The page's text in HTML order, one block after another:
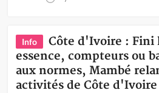
Info
Côte d'Ivoire : Fini
essence, compteurs ou
aux normes, Mambé
activités de Côte